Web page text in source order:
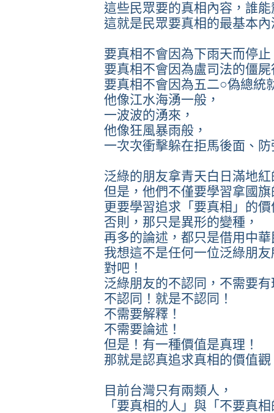
這些民眾要的真相內容，誰
這就是民眾要真相的最基本內
要真相不會因為下雨天而停止
要真相不會因為盧司法的僵
要真相不會因為五二○偽總統
他像江水海湧一般，
一波波的湧來，
他像狂風暴雨般，
一次次衝擊躲在拒馬後面、
泛綠的朋友拿青天白日滿地
但是，他們不僅要學習拿國
更要學習追求「要真相」的價
否則，那只是異形的變種，
再多的論述，都只是借用中
我想這不是任何一位泛綠朋
對吧！
泛綠朋友的不認同，不需要
不認同！就是不認同！
不需要解釋！
不需要論述！
但是！有一種價值是真理！
那就是認真追求真相的價值觀
目前台灣只有兩類人，
「要真相的人」與「不要真